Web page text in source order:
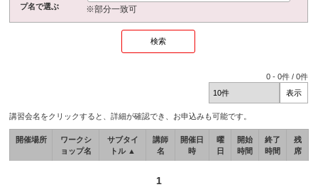
プ名で選ぶ
※部分一致可
0 -0件 /0件
講習会名をクリックすると、詳細が確認でき、お申込みも可能です。
開催場所
ワークシ
ョップ名
サブタイ
トル ▲
講師
名
開催日
時
曜
日
開始
時間
終了
時間
残
席
1